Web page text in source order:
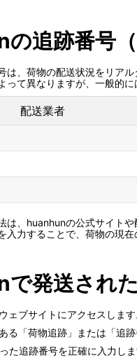
追跡番号
は、荷物の配送状況をリア
って異なりますが、一般的
配送業者
は、huanhunの公式サイト
入力することで、荷物の現在
発送され
ェブサイトにアクセスします
る「荷物追跡」または「追跡
た追跡番号を正確に入力しま